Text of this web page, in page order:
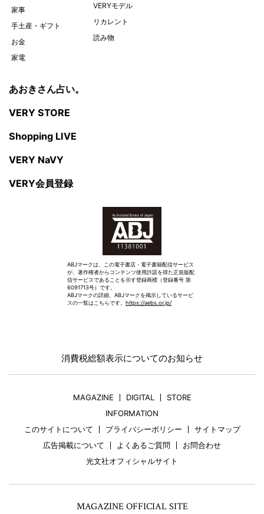
家事
手土産・ギフト
お金
家電
VERYモデル
リカレント
読み物
あおきさん占い。
VERY STORE
Shopping LIVE
VERY NaVY
VERY会員登録
ABJマークは、この電子書店・電子書籍配信サービス
が、著作権者からコンテンツ使用許諾を得た正規版配
信サービスであることを示す登録商標（登録番号 第
6091713号）です。
ABJマークの詳細、ABJマークを掲示しているサービ
スの一覧はこちらです。 https://aebs.or.jp/
消費税総額表示についてのお知らせ
MAGAZINE DIGITAL
STORE
INFORMATION
このサイトについて
プライバシーポリシー
サイトマップ
広告掲載について
よくあるご質問
お問合わせ
光文社オフィシャルサイト
MAGAZINE OFFICIAL SITE